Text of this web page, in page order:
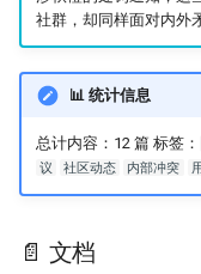
社群，却同样面对内外
📊 统计信息
总计内容：12 篇 标签：
议
社区动态 内部冲突
📄 文档